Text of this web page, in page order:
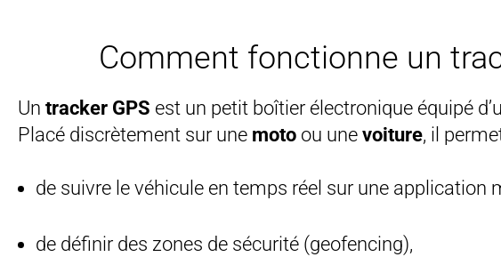
Comment fonctionne un
Un tracker GPS est un petit boîtier électronique équipé
Placé discrètement sur une moto ou une voiture, il
de suivre le véhicule en temps réel sur une application
de définir des zones de sécurité (geofencing),